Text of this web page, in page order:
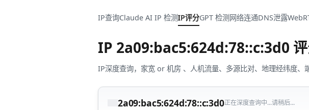
IP查询Claude AI IP 检测IP评分GPT 检测网络连通DNS泄露
IP 2a09:bac5:624d:78::c:3d0
IP深度查询，家宽 or 机房 、人机流量、多源比对、地理经纬度、
2a09:bac5:624d:78::c:3d0正在深度查询中...请稍后...